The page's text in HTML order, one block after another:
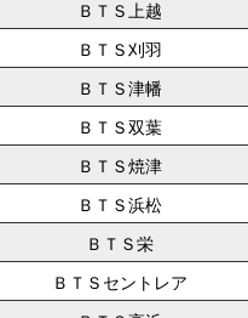
ＢＴＳ上越
ＢＴＳ刈羽
ＢＴＳ津幡
ＢＴＳ双葉
ＢＴＳ焼津
ＢＴＳ浜松
ＢＴＳ栄
ＢＴＳセントレア